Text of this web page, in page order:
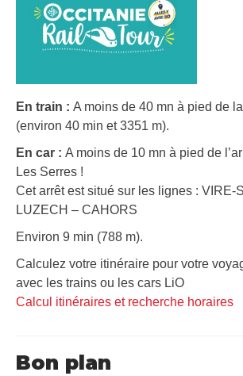
En train : A moins de 40 mn à pied de
(environ 40 min et 3351 m).
En car : A moins de 10 mn à pied de
Les Serres !
Cet arrêt est situé sur les lignes : VIRE-
LUZECH – CAHORS
Environ 9 min (788 m).
Calculez votre itinéraire pour votre
avec les trains ou les cars LiO
Calcul itinéraires et recherche horaires
Bon plan